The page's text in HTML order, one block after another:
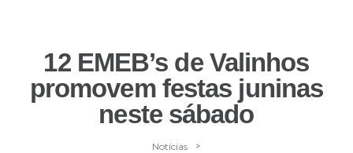
12 EMEB’s de Valinhos
promovem festas juninas
neste sábado
Notícias >